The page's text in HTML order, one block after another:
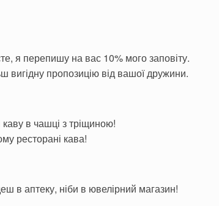
я перепишу на вас 10% мого заповіту.
пропозицію від вашої дружини.
в чашці з тріщиною!
ресторані кава!
в аптеку, ніби в ювелірний магазин!